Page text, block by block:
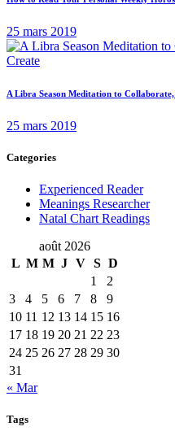
25 mars 2019
A Libra Season Meditation to
25 mars 2019
Categories
Experienced Reader
Meanings Researcher
Natal Chart Readings
août 2026
L M M J V S D
1
2
3
4 5 6 7 8
9
10 11 12 13 14 15 16
17 18 19 20 21 22 23
24 25 26 27 28 29 30
31
« Mar
Tags